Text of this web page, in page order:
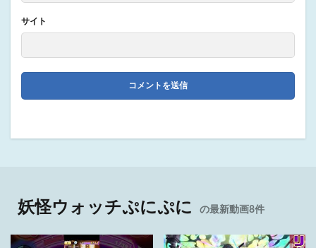
サイト
妖怪ウォッチぷにぷに の最新動画8件